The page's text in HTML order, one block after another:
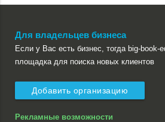
Для владельцев бизнеса
Если у Вас есть бизнес, тогда big-book-
площадка для поиска новых клиентов
Добавить организацию
Рекламные возможности